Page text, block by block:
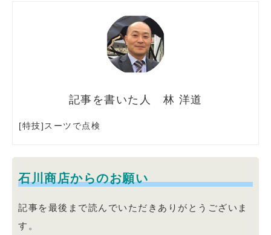
林 洋道
[特技]スーツで点検
石川商店からのお願い
記事を最後まで読んでいただきありがとうございま
す。